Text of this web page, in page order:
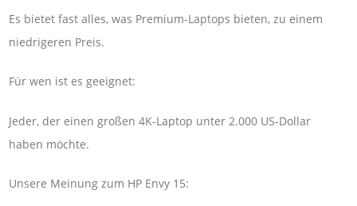
Es bietet fast alles, was Premium-Laptops bieten, zu einem
niedrigeren Preis.
Für wen ist es geeignet:
Jeder, der einen großen 4K-Laptop unter 2.000 US-Dollar
haben möchte.
Unsere Meinung zum HP Envy 15: